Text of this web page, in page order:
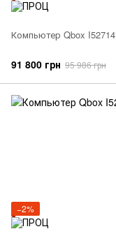
Компьютер Qbox I52714
91 800 грн 95 986 грн
−2%